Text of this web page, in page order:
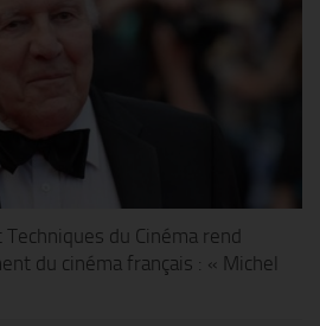
Techniques du Cinéma rend
du cinéma français : « Michel